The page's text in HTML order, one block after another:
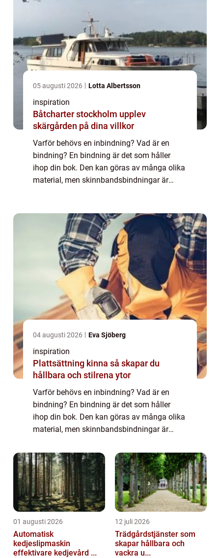
05 augusti 2026 Lotta Albertsson
inspiration
Båtcharter stockholm upplev
skärgården på dina villkor
Varför behövs en inbindning? Vad är en
bindning? En bindning är det som håller
ihop din bok. Den kan göras av många olika
material, men skinnbandsbindningar är
04 augusti 2026 Eva Sjöberg
inspiration
Plattsättning kinna så skapar du
hållbara och stilrena ytor
Varför behövs en inbindning? Vad är en
bindning? En bindning är det som håller
ihop din bok. Den kan göras av många olika
material, men skinnbandsbindningar är
01 augusti 2026
Automatisk
kedjeslipmaskin
effektivare kedjevård ...
12 juli 2026
Trädgårdstjänster som
skapar hållbara och
vackra u...